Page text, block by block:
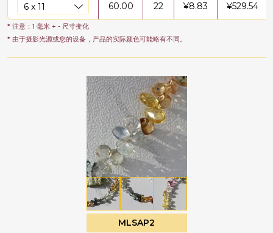
60.00 22 ¥8.83 ¥529.54
* 注意：1 毫米 + - 尺寸变化
* 由于摄影光源或您的设备，产品的实际颜色可能略有不同。
MLSAP2